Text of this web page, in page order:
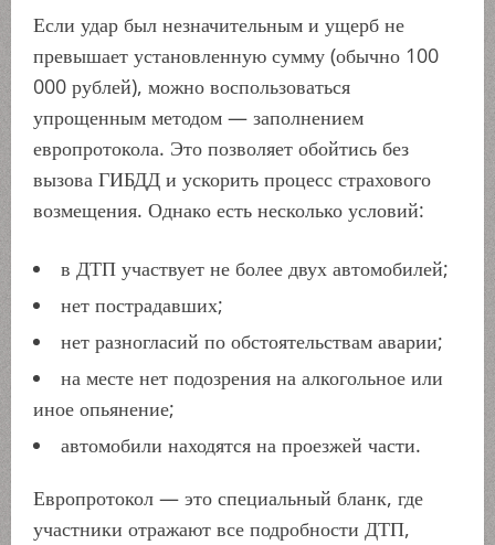
Если удар был незначительным и ущерб не
превышает установленную сумму (обычно 100
000 рублей), можно воспользоваться
упрощенным методом — заполнением
европротокола. Это позволяет обойтись без
вызова ГИБДД и ускорить процесс страхового
возмещения. Однако есть несколько условий:
в ДТП участвует не более двух автомобилей;
нет пострадавших;
нет разногласий по обстоятельствам аварии;
на месте нет подозрения на алкогольное или
иное опьянение;
автомобили находятся на проезжей части.
Европротокол — это специальный бланк, где
участники отражают все подробности ДТП,